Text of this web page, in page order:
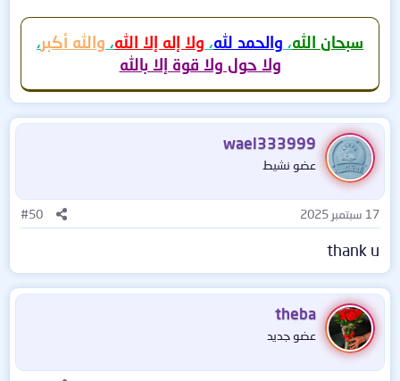
سبحان الله، والحمد لله، ولا إله إلا الله، والله أكبر،
ولا حول ولا قوة إلا بالله
wael333999
عضو نشيط
17 سبتمبر 2025 #50
thank u
theba
عضو جديد